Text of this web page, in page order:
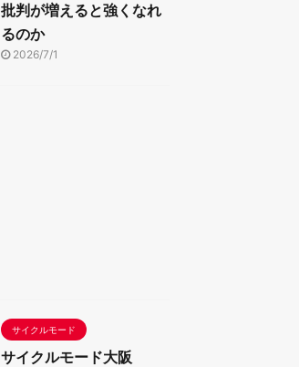
批判が増えると強くなれ
るのか
2026/7/1
サイクルモード
サイクルモード大阪